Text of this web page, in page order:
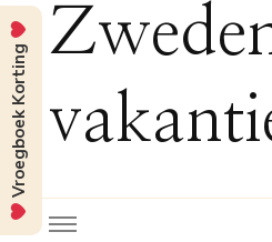
Vroegboek Korting